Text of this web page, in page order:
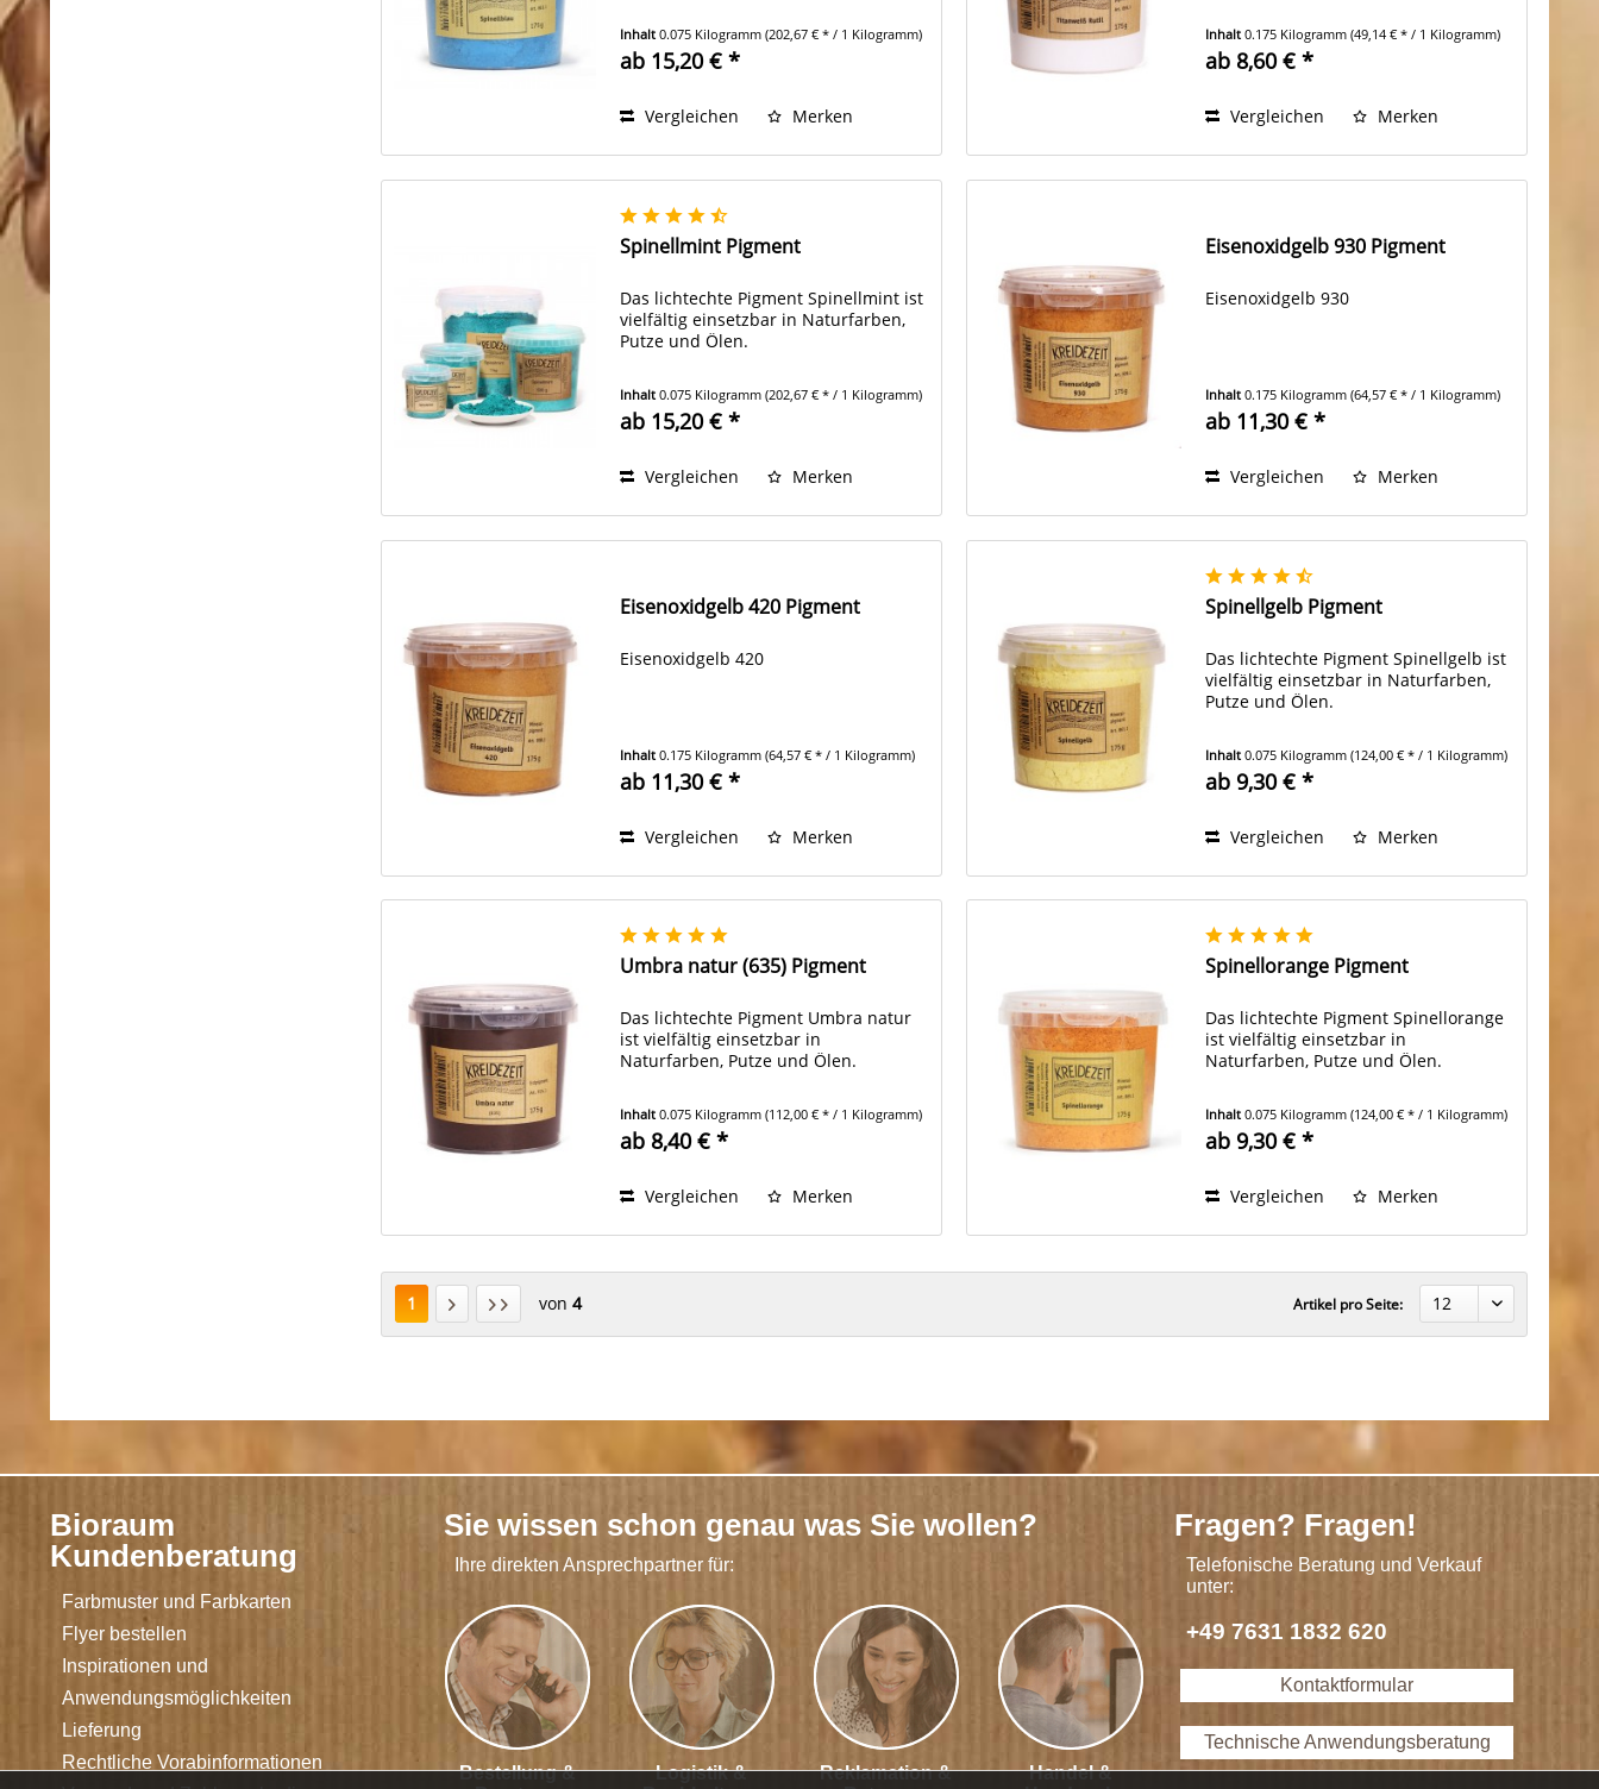
Inhalt0.075 Kilogramm(202,67 € * / 1 Kilogramm)
ab 15,20 € *
Vergleichen Merken
Inhalt0.175 Kilogramm(49,14 € * / 1 Kilogramm)
ab 8,60 € *
Vergleichen Merken
Spinellmint Pigment
Das lichtechte Pigment Spinellmint ist
vielfältig einsetzbar in Naturfarben,
Putze und Ölen.
Inhalt0.075 Kilogramm(202,67 € * / 1 Kilogramm)
ab 15,20 € *
Vergleichen Merken
Eisenoxidgelb 930 Pigment
Eisenoxidgelb 930
Inhalt0.175 Kilogramm(64,57 € * / 1 Kilogramm)
ab 11,30 € *
Vergleichen Merken
Eisenoxidgelb 420 Pigment
Eisenoxidgelb 420
Inhalt0.175 Kilogramm(64,57 € * / 1 Kilogramm)
ab 11,30 € *
Vergleichen Merken
Spinellgelb Pigment
Das lichtechte Pigment Spinellgelb ist
vielfältig einsetzbar in Naturfarben,
Putze und Ölen.
Inhalt0.075 Kilogramm(124,00 € * / 1 Kilogramm)
ab 9,30 € *
Vergleichen Merken
Umbra natur (635) Pigment
Das lichtechte Pigment Umbra natur
ist vielfältig einsetzbar in
Naturfarben, Putze und Ölen.
Inhalt0.075 Kilogramm(112,00 € * / 1 Kilogramm)
ab 8,40 € *
Vergleichen Merken
Spinellorange Pigment
Das lichtechte Pigment Spinellorange
ist vielfältig einsetzbar in
Naturfarben, Putze und Ölen.
Inhalt0.075 Kilogramm(124,00 € * / 1 Kilogramm)
ab 9,30 € *
Vergleichen Merken
1 von 4 Artikel pro Seite:
Bioraum
Kundenberatung
Farbmuster und Farbkarten
Flyer bestellen
Inspirationen und
Anwendungsmöglichkeiten
Lieferung
Rechtliche Vorabinformationen
Sie wissen schon genau was Sie wollen?
Ihre direkten Ansprechpartner für:
Bestellung &
Logistik &
Reklamation &
Handel &
Fragen? Fragen!
Telefonische Beratung und Verkauf
unter:
+49 7631 1832 620
Kontaktformular
Technische Anwendungsberatung